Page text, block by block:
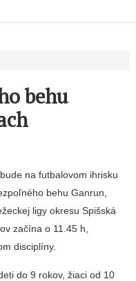
behu
na futbalovom ihrisku
behu Ganrun,
ligy okresu Spišská
začína o 11.45 h,
disciplíny.
do 9 rokov, žiaci od 10